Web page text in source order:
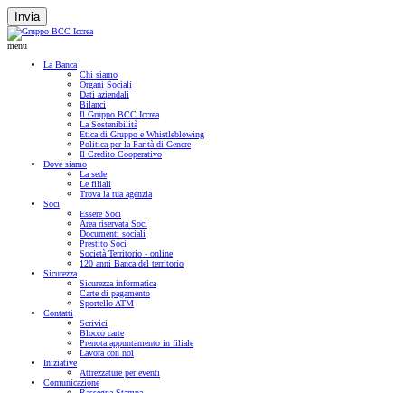
Invia
menu
La Banca
Chi siamo
Organi Sociali
Dati aziendali
Bilanci
Il Gruppo BCC Iccrea
La Sostenibilità
Etica di Gruppo e Whistleblowing
Politica per la Parità di Genere
Il Credito Cooperativo
Dove siamo
La sede
Le filiali
Trova la tua agenzia
Soci
Essere Soci
Area riservata Soci
Documenti sociali
Prestito Soci
Società Territorio - online
120 anni Banca del territorio
Sicurezza
Sicurezza informatica
Carte di pagamento
Sportello ATM
Contatti
Scrivici
Blocco carte
Prenota appuntamento in filiale
Lavora con noi
Iniziative
Attrezzature per eventi
Comunicazione